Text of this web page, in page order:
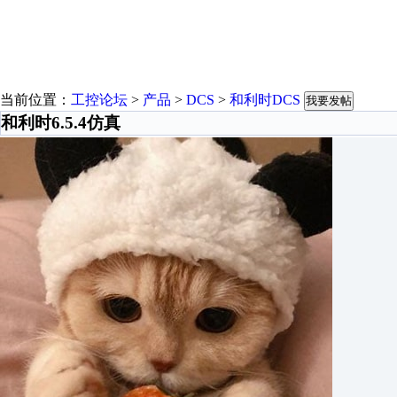
当前位置： 工控论坛 > 产品 > DCS > 和利时DCS 我要发帖
和利时6.5.4仿真